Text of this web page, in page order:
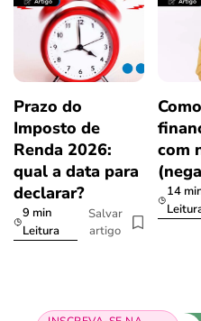
Prazo do
Imposto de
Renda 2026:
qual a data para
declarar?
9 min
Leitura
Salvar
artigo
com
14